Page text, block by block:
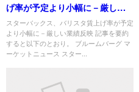
げ率が予定より小幅に－厳しい
業績反映
スターバックス、バリスタ賃上げ率が予定
より小幅に－厳しい業績反映 記事を要約
すると以下のとおり。 ブルームバーグ マ
ーケットニュース スター...